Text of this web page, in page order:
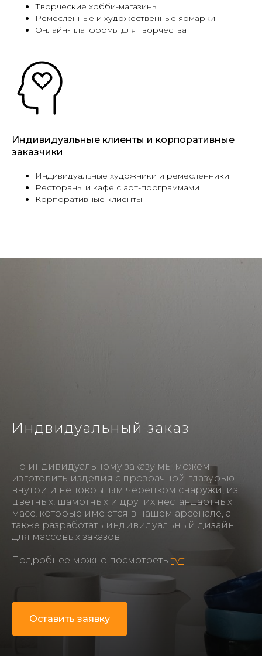
Творческие хобби-магазины
Ремесленные и художественные ярмарки
Онлайн-платформы для творчества
Индивидуальные клиенты и корпоративные
заказчики
Индивидуальные художники и ремесленники
Рестораны и кафе с арт-программами
Корпоративные клиенты
Индвидуальный заказ
По индивидуальному заказу мы можем
изготовить изделия с прозрачной глазурью
внутри и непокрытым черепком снаружи, из
цветных, шамотных и других нестандартных
масс, которые имеются в нашем арсенале, а
также разработать индивидуальный дизайн
для массовых заказов
Подробнее можно посмотретьтут
Оставить заявку